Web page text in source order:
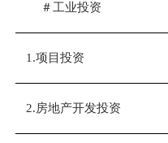
＃工业投资
1.项目投资
2.房地产开发投资